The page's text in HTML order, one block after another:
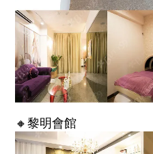
🔸黎明會館